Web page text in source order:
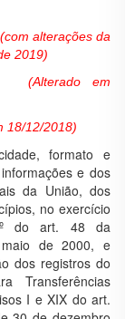
(com alterações da
2019)
(Alterado em
18/12/2018)
formato e
e dos
da União, dos
no exercício
do art. 48 da
de 2000, e
dos registros do
Transferências
I e XIX do art.